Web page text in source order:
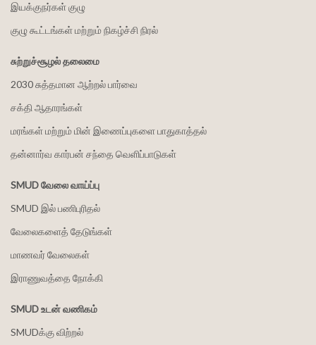
இயக்குநர்கள் குழு
குழு கூட்டங்கள் மற்றும் நிகழ்ச்சி நிரல்
சுற்றுச்சூழல் தலைமை
2030 சுத்தமான ஆற்றல் பார்வை
சக்தி ஆதாரங்கள்
மரங்கள் மற்றும் மின் இணைப்புகளை பாதுகாத்தல்
தன்னார்வ கார்பன் சந்தை வெளிப்பாடுகள்
SMUD வேலை வாய்ப்பு
SMUD இல் பணிபுரிதல்
வேலைகளைத் தேடுங்கள்
மாணவர் வேலைகள்
இராணுவத்தை நோக்கி
SMUD உடன் வணிகம்
SMUDக்கு விற்றல்